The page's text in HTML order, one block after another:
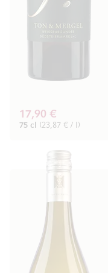
17,90 €
75 cl (23,87 € / l)